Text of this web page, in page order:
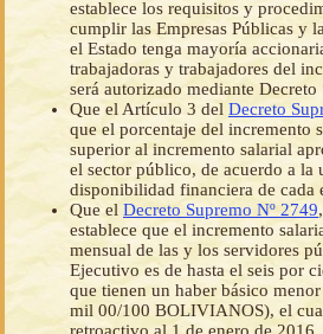
establece los requisitos y
cumplir las Empresas Públicas y
el Estado tenga mayoría
trabajadoras y trabajadores del
será autorizado mediante Decreto
Que el Artículo 3 del Decreto
que el porcentaje del incremento
superior al incremento salarial
el sector público, de acuerdo a la
disponibilidad financiera de cada
Que el Decreto Supremo Nº 2749
establece que el incremento
mensual de las y los servidores
Ejecutivo es de hasta el seis por
que tienen un haber básico
mil 00/100 BOLIVIANOS), el